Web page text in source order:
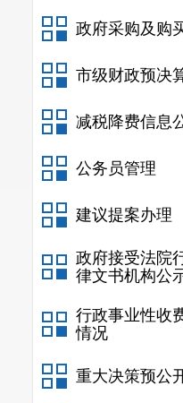
政府采购及购
市级财政预决
减税降费信息
公务员管理
建议提案办理
政府接受法院
律文书机构公
行政事业性收
情况
重大决策预公